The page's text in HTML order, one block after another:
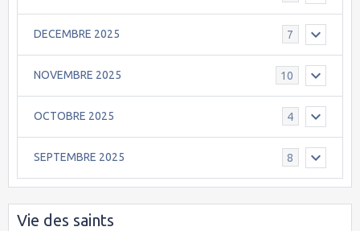
DECEMBRE 2025 7
NOVEMBRE 2025 10
OCTOBRE 2025 4
SEPTEMBRE 2025 8
Vie des saints